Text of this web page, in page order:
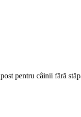
pentru câinii fără